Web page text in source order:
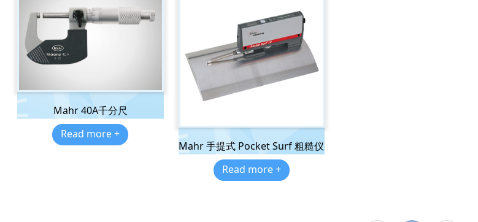
Mahr 40A千分尺
Read more +
Mahr 手提式 Pocket Surf 粗糙仪
Read more +